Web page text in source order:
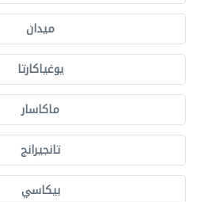
ميدان
يوغياكارتا
ماكاسار
تانجيرانج
بيكاسي